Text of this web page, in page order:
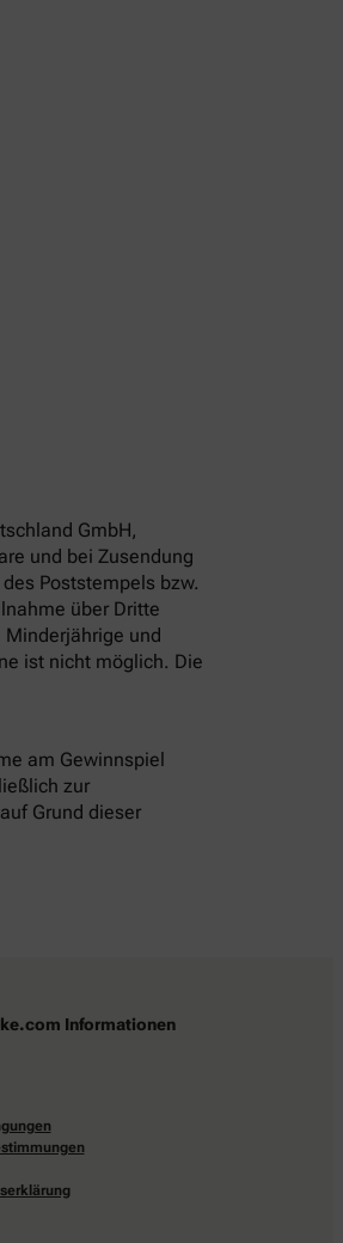
GmbH,
und bei Zusendung
Poststempels bzw.
über Dritte
und
ist nicht möglich. Die
am Gewinnspiel
zur
Grund dieser
Informationen